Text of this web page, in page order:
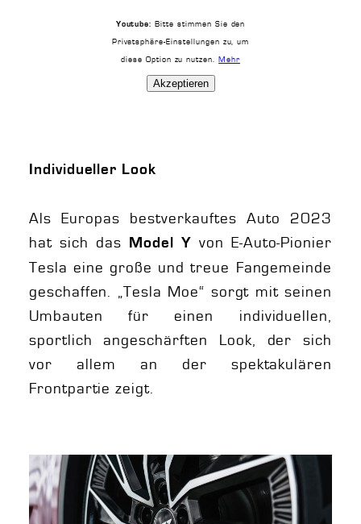
Youtube: Bitte stimmen Sie den
Privatsphäre-Einstellungen zu, um
diese Option zu nutzen.Mehr
Akzeptieren
Individueller Look
Als Europas bestverkauftes Auto 2023
hat sich das
Model Y von E-Auto-Pionier
Tesla eine große und treue Fangemeinde
geschaffen. „Tesla Moe“ sorgt mit seinen
Umbauten für einen individuellen,
sportlich angeschärften Look, der sich
vor allem an der spektakulären
Frontpartie zeigt.